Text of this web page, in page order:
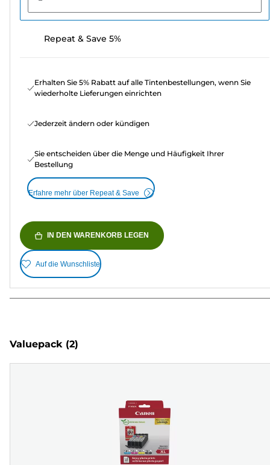
Repeat & Save 5%
Erhalten Sie 5% Rabatt auf alle Tintenbestellungen, wenn Sie
wiederholte Lieferungen einrichten
Jederzeit ändern oder kündigen
Sie entscheiden über die Menge und Häufigkeit Ihrer
Bestellung
Erfahre mehr über Repeat & Save
IN DEN WARENKORB LEGEN
Auf die Wunschliste
Valuepack (2)